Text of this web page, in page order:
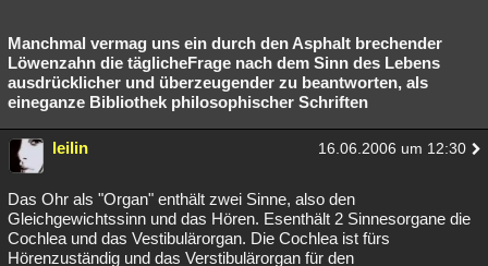
Manchmal vermag uns ein durch den Asphalt brechender
Löwenzahn die täglicheFrage nach dem Sinn des Lebens
ausdrücklicher und überzeugender zu beantworten, als
eineganze Bibliothek philosophischer Schriften
leilin 16.06.2006 um 12:30
Das Ohr als "Organ" enthält zwei Sinne, also den
Gleichgewichtssinn und das Hören. Esenthält 2 Sinnesorgane die
Cochlea und das Vestibulärorgan. Die Cochlea ist fürs
Hörenzuständig und das Verstibulärorgan für den